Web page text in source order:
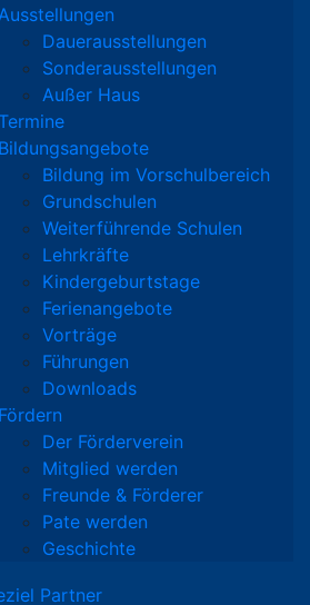
Dauerausstellungen
Sonderausstellungen
Außer Haus
Termine
Bildungsangebote
Bildung im Vorschulbereich
Grundschulen
Weiterführende Schulen
Lehrkräfte
Kindergeburtstage
Ferienangebote
Vorträge
Führungen
Downloads
Fördern
Der Förderverein
Mitglied werden
Freunde & Förderer
Pate werden
Geschichte